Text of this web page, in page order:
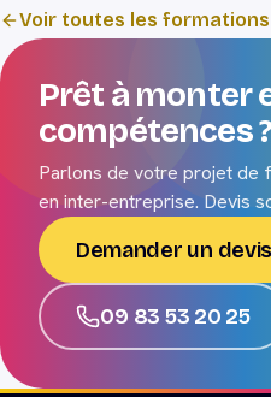
Voir toutes les
Prêt à monter
compétences ?
Parlons de votre projet de
en inter-entreprise. Devis
Demander un devis
09 83 53 20 25